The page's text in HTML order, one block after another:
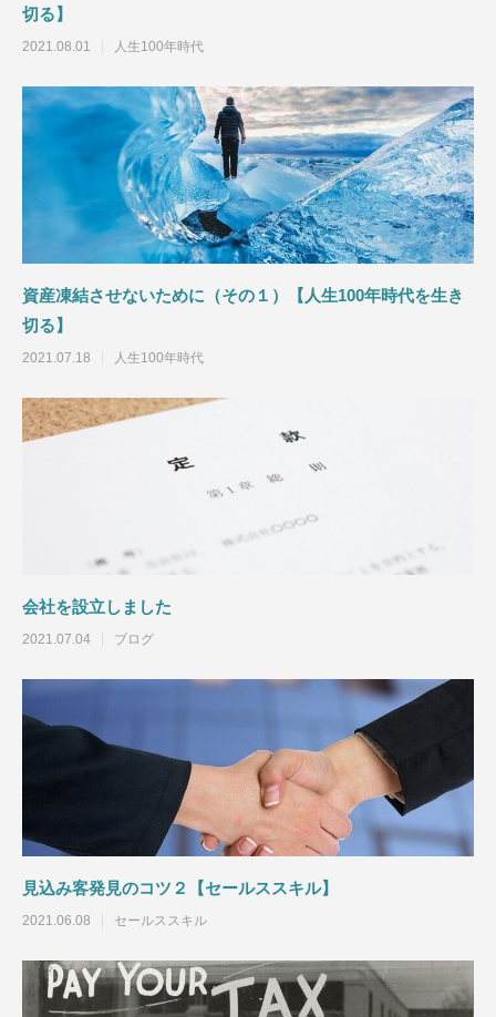
2021.06.08
研修の終わり方【研修構築のコツ】
2021.10.03
研修依頼者の要望
切る】
2021.08.01 人生100年時代
資産凍結させないために（その１）【人生100年時代を生き
切る】
2021.07.18 人生100年時代
会社を設立しました
2021.07.04 ブログ
見込み客発見のコツ２【セールススキル】
2021.06.08 セールススキル